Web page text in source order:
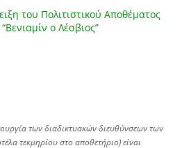
του Πολιτιστικού Αποθέματος
ο Λέσβιος”
των διαδικτυακών διευθύνσεων των
τεκμηρίου στο αποθετήριο) είναι